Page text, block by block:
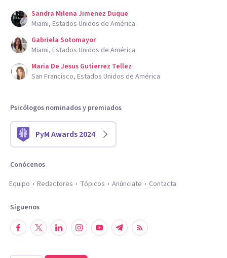
Sandra Milena Jimenez Duque
Miami, Estados Unidos de América
Gabriela Sotomayor
Miami, Estados Unidos de América
Maria De Jesus Gutierrez Tellez
San Francisco, Estados Unidos de América
Psicólogos nominados y premiados
PyM Awards 2024
Conócenos
Equipo
Redactores Tópicos Anúnciate Contacta
Síguenos